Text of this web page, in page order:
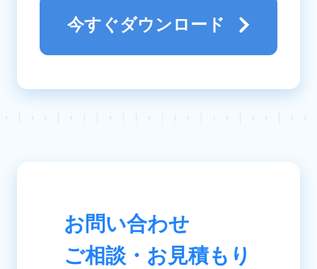
今すぐダウンロード
お問い合わせ
ご相談・お見積もり